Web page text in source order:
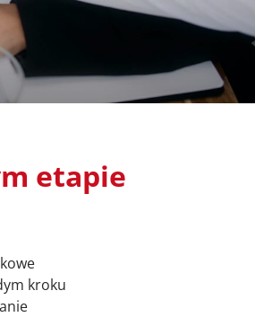
etapie
kroku